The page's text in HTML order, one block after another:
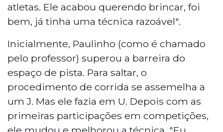
atletas. Ele acabou querendo brincar, foi
bem, já tinha uma técnica razoável".
Inicialmente, Paulinho (como é chamado
pelo professor) superou a barreira do
espaço de pista. Para saltar, o
procedimento de corrida se assemelha a
um J. Mas ele fazia em U. Depois com as
primeiras participações em competições,